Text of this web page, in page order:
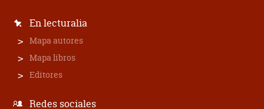
En lecturalia
Mapa autores
Mapa libros
Editores
Redes sociales